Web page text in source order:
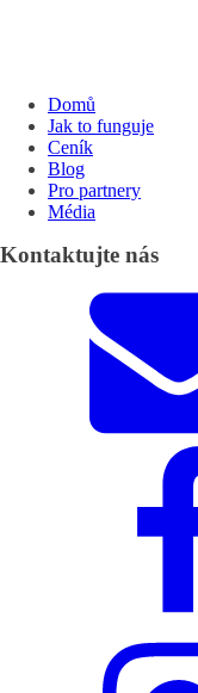
Domů
Jak to funguje
Ceník
Blog
Pro partnery
Média
Kontaktujte nás